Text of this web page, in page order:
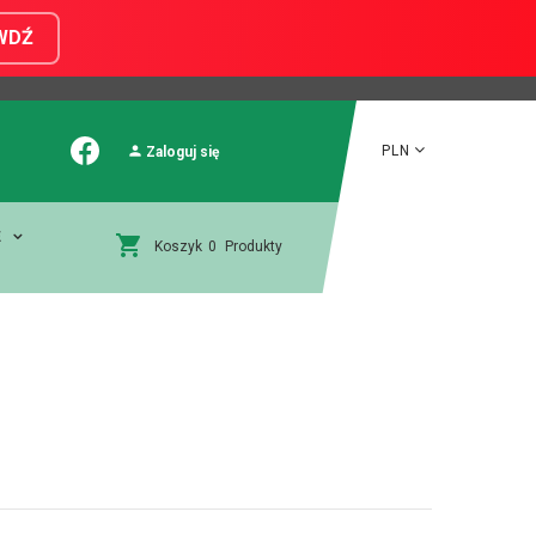
Zaloguj się PLN
Koszyk 0 Produkty